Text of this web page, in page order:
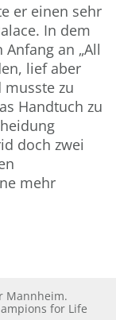
er einen sehr
In dem
an „All
lief aber
zu
Handtuch zu
doch zwei
mehr
Mannheim.
for Life